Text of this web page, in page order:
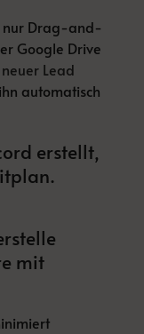
nur Drag-and-
Google Drive
neuer Lead
automatisch
erstellt,
mit